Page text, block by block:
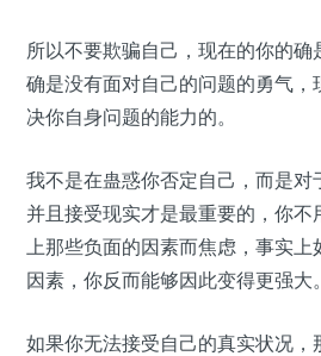
所以不要欺骗自己，现在的你的
确是没有面对自己的问题的勇气，
决你自身问题的能力的。
我不是在蛊惑你否定自己，而是对
并且接受现实才是最重要的，你不
上那些负面的因素而焦虑，事实
因素，你反而能够因此变得更强大。
如果你无法接受自己的真实状况，